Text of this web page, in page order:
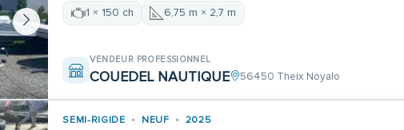
1 × 150 ch 6,75 m × 2,7 m
VENDEUR PROFESSIONNEL
COUEDEL NAUTIQUE 56450 Theix Noyalo
SEMI-RIGIDE NEUF 2025